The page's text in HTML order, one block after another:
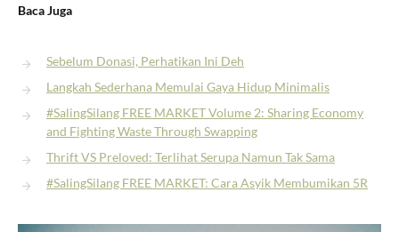
Baca Juga
Sebelum Donasi, Perhatikan Ini Deh
Langkah Sederhana Memulai Gaya Hidup Minimalis
#SalingSilang FREE MARKET Volume 2: Sharing Economy
and Fighting Waste Through Swapping
Thrift VS Preloved: Terlihat Serupa Namun Tak Sama
#SalingSilang FREE MARKET: Cara Asyik Membumikan 5R